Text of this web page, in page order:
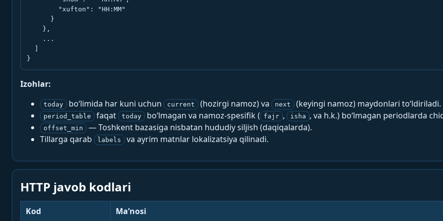
        "xufton": "HH:MM"
      }
    },
    ...
}
Izohlar:
today bo‘limida har kuni uchun current (hozirgi namoz) va next (keyingi namoz) maydonlari to‘ldiriladi.
period_table faqat today bo‘lmagan va namoz-spesifik ( fajr , isha , va h.k.) bo‘lmagan periodlarda
offset_min
— Toshkent bazasiga nisbatan hududiy siljish (daqiqalarda).
Tillarga qarab
labels va ayrim matnlar lokalizatsiya qilinadi.
HTTP javob kodlari
Kod Ma’nosi